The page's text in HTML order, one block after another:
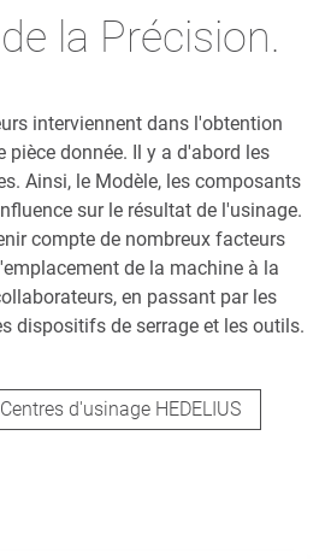
la Précision.
interviennent dans l'obtention
pièce donnée. Il y a d'abord les
Ainsi, le Modèle, les composants
sur le résultat de l'usinage.
compte de nombreux facteurs
de la machine à la
en passant par les
dispositifs de serrage et les outils.
d'usinage HEDELIUS